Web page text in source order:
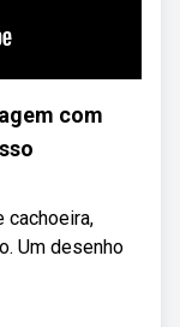
com
cachoeira,
Um desenho